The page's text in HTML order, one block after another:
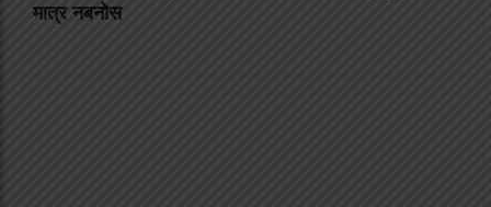
मात्र नबनोस